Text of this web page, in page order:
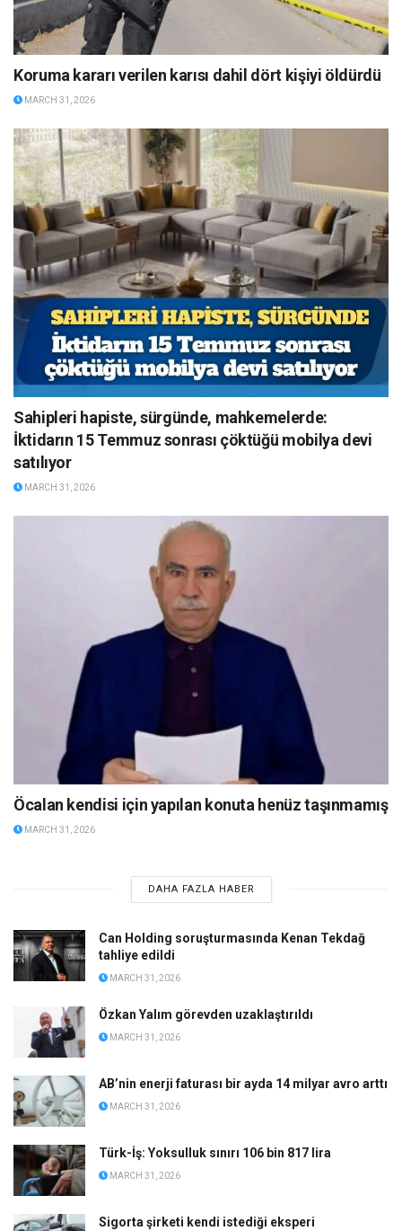
Koruma kararı verilen karısı dahil dört kişiyi öldürdü
MARCH 31, 2026
Sahipleri hapiste, sürgünde, mahkemelerde:
İktidarın 15 Temmuz sonrası çöktüğü mobilya devi
satılıyor
MARCH 31, 2026
Öcalan kendisi için yapılan konuta henüz taşınmamış
MARCH 31, 2026
DAHA FAZLA HABER
Can Holding soruşturmasında Kenan Tekdağ
tahliye edildi
MARCH 31, 2026
Özkan Yalım görevden uzaklaştırıldı
MARCH 31, 2026
AB’nin enerji faturası bir ayda 14 milyar avro arttı
MARCH 31, 2026
Türk-İş: Yoksulluk sınırı 106 bin 817 lira
MARCH 31, 2026
Sigorta şirketi kendi istediği eksperi